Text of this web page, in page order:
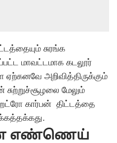
சுரங்க
மாவட்டமாக கடலூர்
அறிவித்திருக்கும்
மேலும்
கார்பன் திட்டத்தை
எண்ணெய்